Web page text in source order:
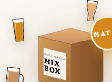
DEZE MAAND
MIX
BOX
8 BIEREN